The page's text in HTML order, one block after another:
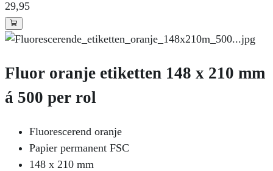
29,95
Fluor oranje etiketten 148 x 210 mm
á 500 per rol
Fluorescerend oranje
Papier permanent FSC
148 x 210 mm